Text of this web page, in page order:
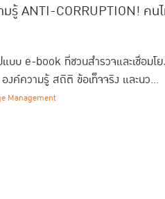
ANTI-CORRUPTION! คนไ
บบ e-book ที่ชวนสำรวจและเชื่อม
ค์ความรู้ สถิติ ข้อเท็จจริง และนว...
Management